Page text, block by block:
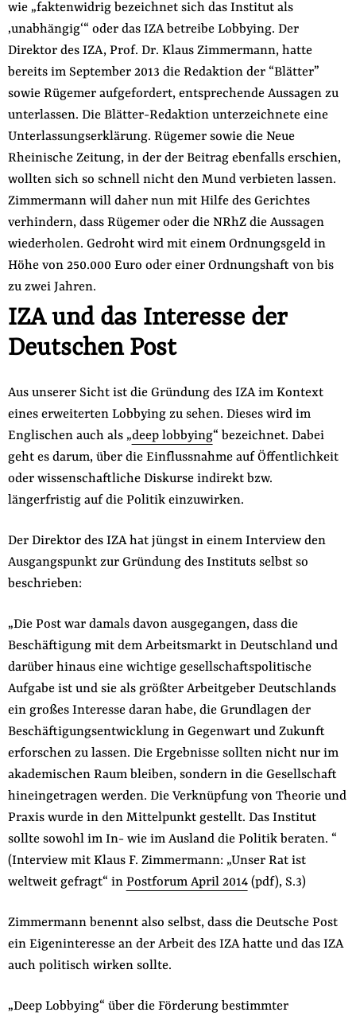
wie „faktenwidrig bezeichnet sich das Institut als
‚unabhängig‘“ oder das IZA betreibe Lobbying. Der
Direktor des IZA, Prof. Dr. Klaus Zimmermann, hatte
bereits im September 2013 die Redaktion der “Blätter”
sowie Rügemer aufgefordert, entsprechende Aussagen zu
unterlassen. Die Blätter-Redaktion unterzeichnete eine
Unterlassungserklärung. Rügemer sowie die Neue
Rheinische Zeitung, in der der Beitrag ebenfalls erschien,
wollten sich so schnell nicht den Mund verbieten lassen.
Zimmermann will daher nun mit Hilfe des Gerichtes
verhindern, dass Rügemer oder die NRhZ die Aussagen
wiederholen. Gedroht wird mit einem Ordnungsgeld in
Höhe von 250.000 Euro oder einer Ordnungshaft von bis
zu zwei Jahren.
IZA und das Interesse der
Deutschen Post
Aus unserer Sicht ist die Gründung des IZA im Kontext
eines erweiterten Lobbying zu sehen. Dieses wird im
Englischen auch als „deep lobbying“ bezeichnet. Dabei
geht es darum, über die Einflussnahme auf Öffentlichkeit
oder wissenschaftliche Diskurse indirekt bzw.
längerfristig auf die Politik einzuwirken.
Der Direktor des IZA hat jüngst in einem Interview den
Ausgangspunkt zur Gründung des Instituts selbst so
beschrieben:
„Die Post war damals davon ausgegangen, dass die
Beschäftigung mit dem Arbeitsmarkt in Deutschland und
darüber hinaus eine wichtige gesellschaftspolitische
Aufgabe ist und sie als größter Arbeitgeber Deutschlands
ein großes Interesse daran habe, die Grundlagen der
Beschäftigungsentwicklung in Gegenwart und Zukunft
erforschen zu lassen. Die Ergebnisse sollten nicht nur im
akademischen Raum bleiben, sondern in die Gesellschaft
hineingetragen werden. Die Verknüpfung von Theorie und
Praxis wurde in den Mittelpunkt gestellt. Das Institut
sollte sowohl im In- wie im Ausland die Politik beraten. “
(Interview mit Klaus F. Zimmermann: „Unser Rat ist
weltweit gefragt“ in Postforum April 2014(pdf), S.3)
Zimmermann benennt also selbst, dass die Deutsche Post
ein Eigeninteresse an der Arbeit des IZA hatte und das IZA
auch politisch wirken sollte.
„Deep Lobbying“ über die Förderung bestimmter